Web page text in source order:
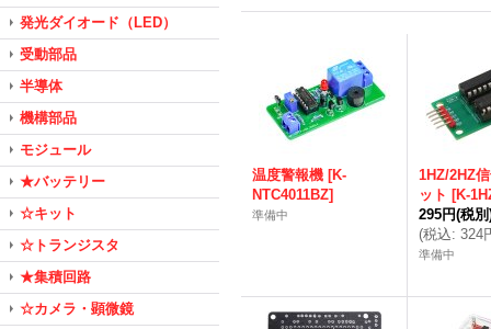
発光ダイオード（LED）
受動部品
半導体
機構部品
モジュール
★バッテリー
☆キット
☆トランジスタ
★集積回路
☆カメラ・顕微鏡
温度警報機 [K-
NTC4011BZ]
準備中
1HZ/2HZ
ット [K-
295円(税別
(税込: 324
準備中